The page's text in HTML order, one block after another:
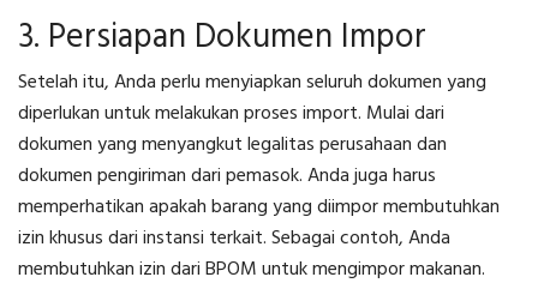
3. Persiapan Dokumen Impor
Setelah itu, Anda perlu menyiapkan seluruh dokumen yang
diperlukan untuk melakukan proses import. Mulai dari
dokumen yang menyangkut legalitas perusahaan dan
dokumen pengiriman dari pemasok. Anda juga harus
memperhatikan apakah barang yang diimpor membutuhkan
izin khusus dari instansi terkait. Sebagai contoh, Anda
membutuhkan izin dari BPOM untuk mengimpor makanan.